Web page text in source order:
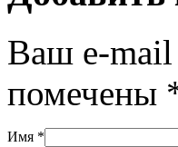
Ваш e-mail
помечены
Имя *